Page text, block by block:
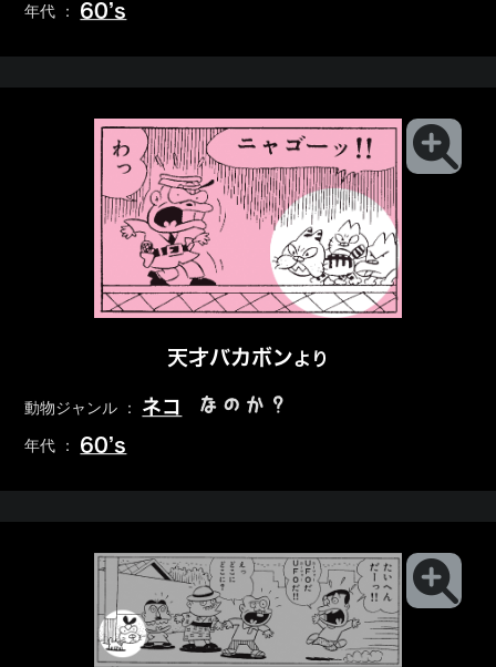
年代 ： 60’s
天才バカボンより
動物ジャンル ： ネコ なのか？
年代 ： 60’s